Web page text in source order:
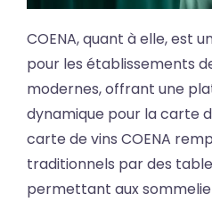
COENA, quant à elle, est
pour les établissements
modernes, offrant une
dynamique pour la carte
carte de vins COENA
traditionnels par des
permettant aux